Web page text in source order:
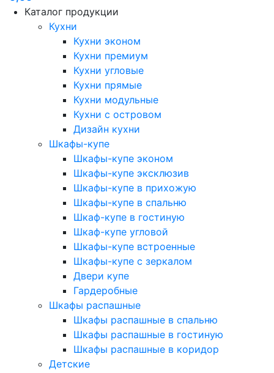
Каталог продукции
Кухни
Кухни эконом
Кухни премиум
Кухни угловые
Кухни прямые
Кухни модульные
Кухни с островом
Дизайн кухни
Шкафы-купе
Шкафы-купе эконом
Шкафы-купе эксклюзив
Шкафы-купе в прихожую
Шкафы-купе в спальню
Шкаф-купе в гостиную
Шкаф-купе угловой
Шкафы-купе встроенные
Шкафы-купе с зеркалом
Двери купе
Гардеробные
Шкафы распашные
Шкафы распашные в спальню
Шкафы распашные в гостиную
Шкафы распашные в коридор
Детские